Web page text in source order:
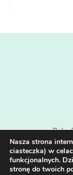
ul. 73
32
Nasza strona
ciasteczka) w
funkcjonalnych.
stronę do twoich